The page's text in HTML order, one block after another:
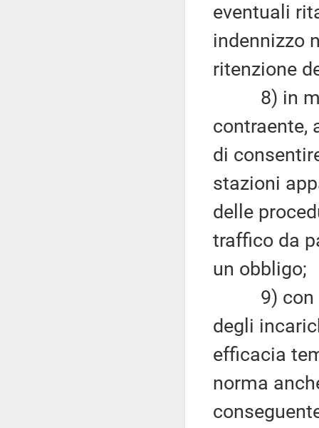
eventuali
indennizzo
ritenzione
8) in
contraente,
di
stazioni
delle
traffico da
un obbligo;
9) con
degli
efficacia
norma